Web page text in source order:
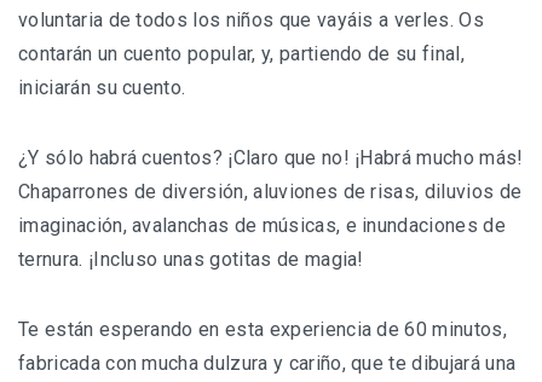
voluntaria de todos los niños que vayáis a verles. Os
contarán un cuento popular, y, partiendo de su final,
iniciarán su cuento.
¿Y sólo habrá cuentos? ¡Claro que no! ¡Habrá mucho más!
Chaparrones de diversión, aluviones de risas, diluvios de
imaginación, avalanchas de músicas, e inundaciones de
ternura. ¡Incluso unas gotitas de magia!
Te están esperando en esta experiencia de 60 minutos,
fabricada con mucha dulzura y cariño, que te dibujará una